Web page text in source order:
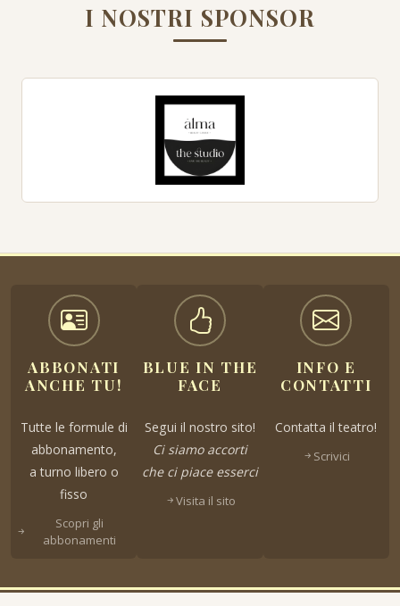
I NOSTRI SPONSOR
ABBONATI
ANCHE TU!
Tutte le formule di
abbonamento,
a turno libero o
fisso
Scopri gli
abbonamenti
BLUE IN THE
FACE
Segui il nostro sito!
Ci siamo accorti
che ci piace esserci
Visita il sito
INFO E
CONTATTI
Contatta il teatro!
Scrivici